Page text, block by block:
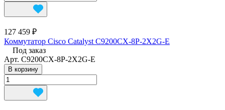
127 459 ₽
Коммутатор Cisco Catalyst C9200CX-8P-2X2G-E
Под заказ
Арт. C9200CX-8P-2X2G-E
В корзину